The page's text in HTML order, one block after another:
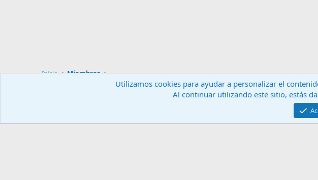
Inicio Miembros
Community
Utilizamos cookies para ayudar a personalizar el
Al continuar utilizando este sitio, estás